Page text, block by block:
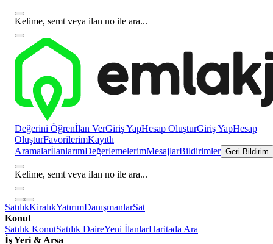
Kelime, semt veya ilan no ile ara...
Değerini Öğrenİlan VerGiriş YapHesap OluşturGiriş YapHesap
OluşturFavorilerimKayıtlı
AramalarİlanlarımDeğerlemelerimMesajlarBildirimler Geri Bildirim
Kelime, semt veya ilan no ile ara...
SatılıkKiralıkYatırımDanışmanlarSat
Konut
Satılık KonutSatılık DaireYeni İlanlarHaritada Ara
İş Yeri & Arsa